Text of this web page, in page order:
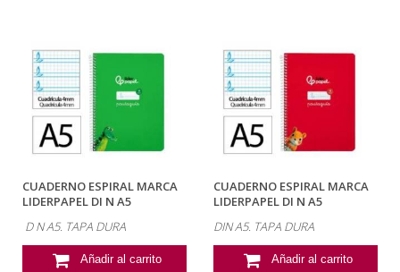
CUADERNO ESPIRAL MARCA
LIDERPAPEL DI N A5
D N A5. TAPA DURA
Añadir al carrito
CUADERNO ESPIRAL MARCA
LIDERPAPEL DI N A5
DIN A5. TAPA DURA
Añadir al carrito